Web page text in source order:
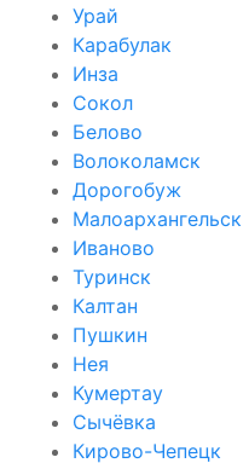
Урай
Карабулак
Инза
Сокол
Белово
Волоколамск
Дорогобуж
Малоархангельск
Иваново
Туринск
Калтан
Пушкин
Нея
Кумертау
Сычёвка
Кирово-Чепецк